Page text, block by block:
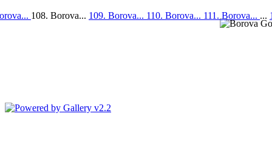
108. Borova... 109. Borova... 110. Borova... 111. Borova... ...